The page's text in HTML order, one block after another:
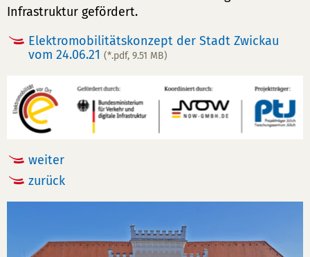
Infrastruktur gefördert.
Elektromobilitätskonzept der Stadt Zwickau
vom 24.06.21 (*.pdf, 9.51 MB)
weiter
zurück